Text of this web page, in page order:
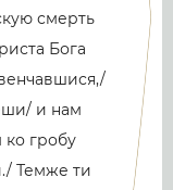
смерть
Бога
и нам
гробу
Темже ти